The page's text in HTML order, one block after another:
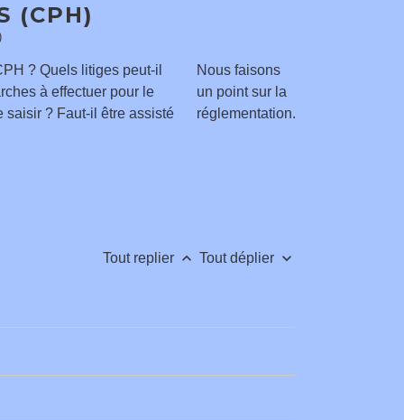
(CPH)
? Quels litiges peut-il
à effectuer pour le
saisir ? Faut-il être assisté
Nous faisons
un point sur la
réglementation.
Tout replier keyboard_arrow_up Tout déplier keyboard_arrow_down